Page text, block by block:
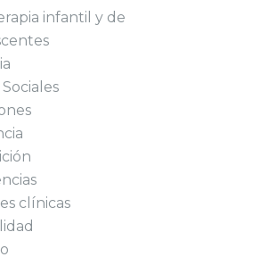
infantil y de
clínicas